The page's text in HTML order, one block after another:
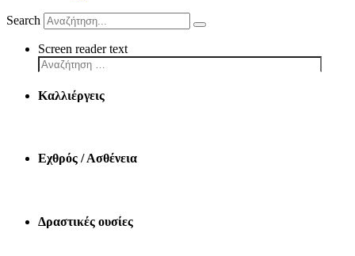
Search
Screen reader text
Καλλιέργεις
Εχθρός / Ασθένεια
Δραστικές ουσίες